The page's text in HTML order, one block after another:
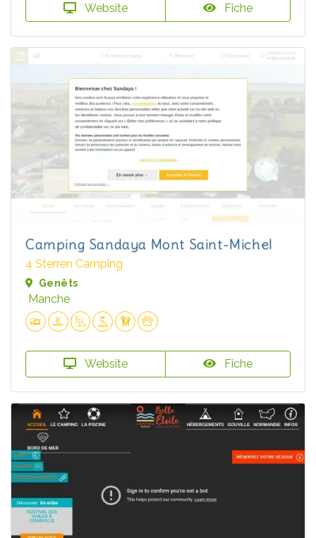
Website Fiche
Camping Sandaya Mont Saint-Michel
4 Sterren Camping
Genêts
Manche
Website Fiche